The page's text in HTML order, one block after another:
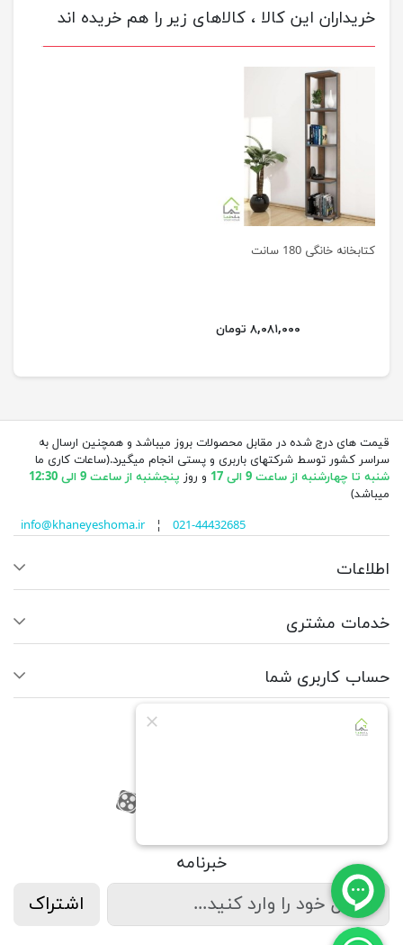
خریداران این کالا ، کالاهای زیر را هم خریده اند
کتابخانه خانگی 180 سانت
۸,۰۸۱,۰۰۰ تومان
قیمت های درج شده در مقابل محصولات بروز میباشد و همچنین ارسال به
سراسر کشور توسط شرکتهای باربری و پستی انجام میگیرد.(ساعات کاری ما
شنبه تا چهارشنبه از ساعت 9 الی 17
و روز پنجشنبه از ساعت 9 الی 12:30
میباشد)
info@khaneyeshoma.ir¦ 021-44432685
اطلاعات
خدمات مشتری
حساب کاربری شما
کانال آپارات
کانال آپارات
خبرنامه
اشتراک